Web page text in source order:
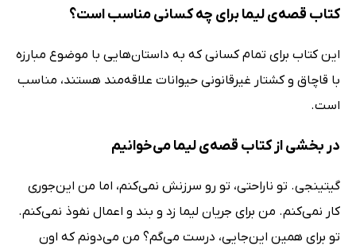
کتاب قصه‌ی لیما برای چه کسانی مناسب است؟
این کتاب برای تمام کسانی که به داستان‌هایی با موضوع مبارزه
با قاچاق و کشتار غیرقانونی حیوانات علاقه‌مند هستند، مناسب
است.
در بخشی از کتاب قصه‌ی لیما می‌خوانیم
گیتینجی. تو ناراحتی، تو رو سرزنش نمی‌کنم، اما من این‌جوری
کار نمی‌کنم. من برای جریان لیما زد و بند و اعمال ‌نفوذ نمی‌کنم.
تو برای همین این‌جایی، درست می‌گم؟ من می‌دونم که اون